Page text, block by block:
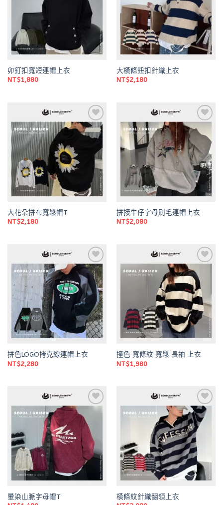
卯釘扣寬短連帽上衣
NT$1,880
大橫條鈕扣針織上衣
NT$2,180
Add to
wishlist
大花朵拼布寬鬆帽T
NT$2,180
Add to
wishlist
拼接牛仔字母刷毛連帽上衣
NT$2,080
Add to
wishlist
拼色LOGO拷克線連帽上衣
NT$2,280
Add to
wishlist
撞色 寬條紋 寬鬆 長袖 上衣
NT$1,980
Add to
wishlist
暈染山脈字母帽T
Add to
wishlist
橫條紋針織翻領上衣